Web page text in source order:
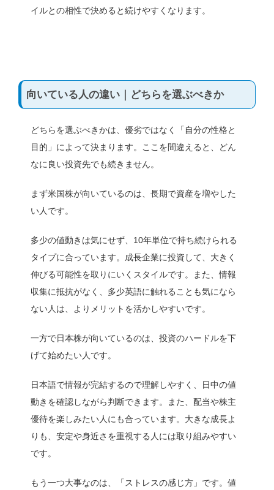
イルとの相性で決めると続けやすくなります。
向いている人の違い｜どちらを選ぶべきか
どちらを選ぶべきかは、優劣ではなく「自分の性格と
目的」によって決まります。ここを間違えると、どん
なに良い投資先でも続きません。
まず米国株が向いているのは、長期で資産を増やした
い人です。
多少の値動きは気にせず、10年単位で持ち続けられる
タイプに合っています。成長企業に投資して、大きく
伸びる可能性を取りにいくスタイルです。また、情報
収集に抵抗がなく、多少英語に触れることも気になら
ない人は、よりメリットを活かしやすいです。
一方で日本株が向いているのは、投資のハードルを下
げて始めたい人です。
日本語で情報が完結するので理解しやすく、日中の値
動きを確認しながら判断できます。また、配当や株主
優待を楽しみたい人にも合っています。大きな成長よ
りも、安定や身近さを重視する人には取り組みやすい
です。
もう一つ大事なのは、「ストレスの感じ方」です。値